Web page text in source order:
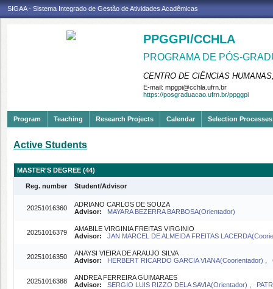
SIGAA - Sistema Integrado de Gestão de Atividades Acadêmicas
PPGGPI/CCHLA
PROGRAMA DE PÓS-
CENTRO DE CIÊNCIAS
E-mail: mpgpi@cchla.ufrn.br
https://posgraduacao.ufrn.br/ppggpi
Program Teaching Research Projects Calendar Selection Processes
Active Students
MASTER'S DEGREE (44)
Reg. number Student/Advisor
20251016360
ADRIANO CARLOS DE SOUZA
Advisor:
MAYARA BEZERRA BARBOSA(Orientador)
20251016379
AMABILE VIRGINIA FREITAS VIRGINIO
Advisor:
JAN MARCEL DE ALMEIDA FREITAS
20251016350
ANAYSI VIEIRA DE ARAUJO SILVA
Advisor:
HERBERT RICARDO GARCIA VIANA(Coorientador)
20251016388
ANDREA FERREIRA GUIMARAES
Advisor:
SERGIO LUIS RIZZO DELA SAVIA(Orientador)